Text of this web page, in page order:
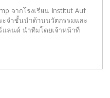
จากโรงเรียน Institut Auf
ะจำชั้นนำด้านนวัตกรรมและ
แลนด์ นำทีมโดยเจ้าหน้าที่